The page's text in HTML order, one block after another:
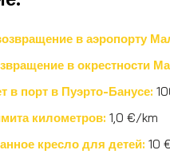
в аэропорту
в окрестности
в порт в Пуэрто-Банусе:
километров: 1,0 €/km
кресло для детей: 10